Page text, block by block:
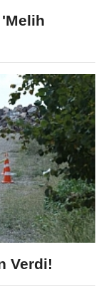
'Melih
Verdi!